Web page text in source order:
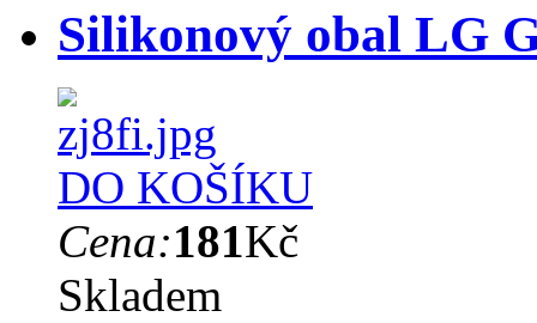
Silikonový obal LG
DO KOŠÍKU
Cena:181Kč
Skladem